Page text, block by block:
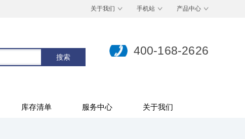
关于我们 手机站 产品中心
400-168-2626
库存清单 服务中心 关于我们